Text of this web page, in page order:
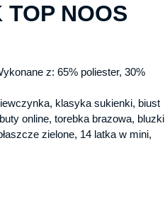
NOOS
z: 65% poliester, 30%
klasyka sukienki, biust
online, torebka brazowa, bluzki
zielone, 14 latka w mini,